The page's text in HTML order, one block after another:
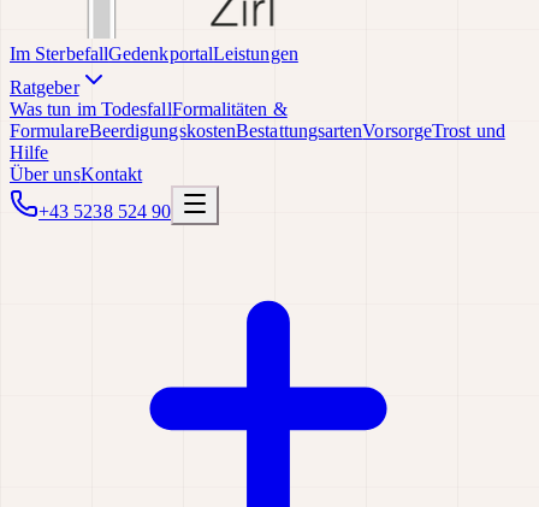
Im SterbefallGedenkportalLeistungen
Ratgeber
Was tun im TodesfallFormalitäten &
FormulareBeerdigungskostenBestattungsartenVorsorgeTrost und
Hilfe
Über unsKontakt
+43 5238 524 90